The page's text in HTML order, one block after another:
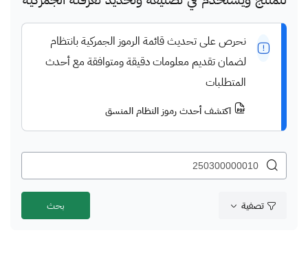
نحرص على تحديث قائمة الرموز الجمركية بانتظام
لضمان تقديم معلومات دقيقة ومتوافقة مع أحدث
المتطلبات
اكتشف أحدث رموز النظام المنسق
تصفية